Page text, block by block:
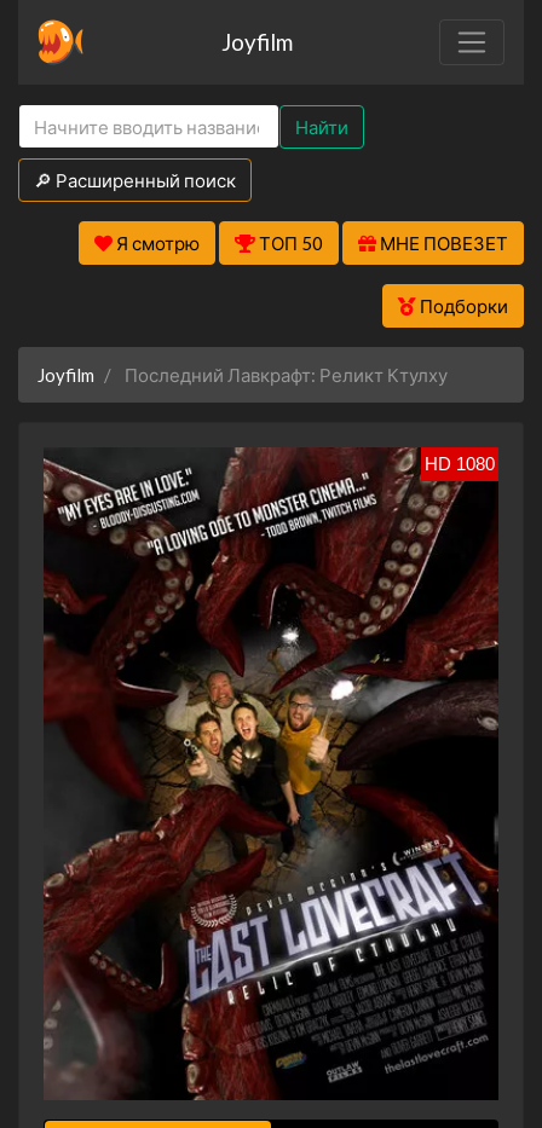
Joyfilm
Найти
🔎 Расширенный поиск
Я смотрю ТОП 50 МНЕ ПОВЕЗЕТ
Подборки
Joyfilm Последний Лавкрафт: Реликт Ктулху
HD 1080